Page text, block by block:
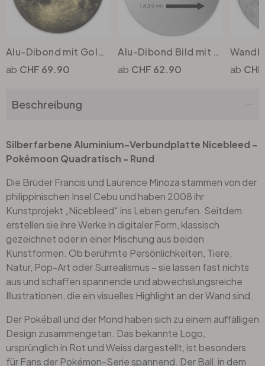
Alu-Dibond mit Goldeffekt Nicebleed - Pokémoon Square - Rund
CHF 69.90
Alu-Dibond Bild mit Silbereffekt - Prada Marfa - Rund
CHF 62.90
Beschreibung
Silberfarbene Aluminium-Verbundplatte Nicebleed -
Pokémoon Quadratisch - Rund
Die Brüder Francis und Laurence Minoza stammen von der
philippinischen Insel Cebu und haben 2008 ihr
Kunstprojekt „Nicebleed“ ins Leben gerufen. Seitdem
erstellen sie ihre Werke in digitaler Form, klassisch
gezeichnet oder in einer Mischung aus beiden
Kunstformen. Ob berühmte Persönlichkeiten, Tiere,
Natur, Pop-Art oder Surrealismus – sie lassen fast nichts
aus und schaffen spannende und abwechslungsreiche
Illustrationen, die ein visuelles Highlight an der Wand sind.
Der Pokéball und der Mond haben sich zu einem auffälligen
Design zusammengetan. Das bekannte Logo,
ursprünglich in Rot und Weiss dargestellt, ist besonders
für Fans der Pokémon-Serie spannend. Der Ball, in dem